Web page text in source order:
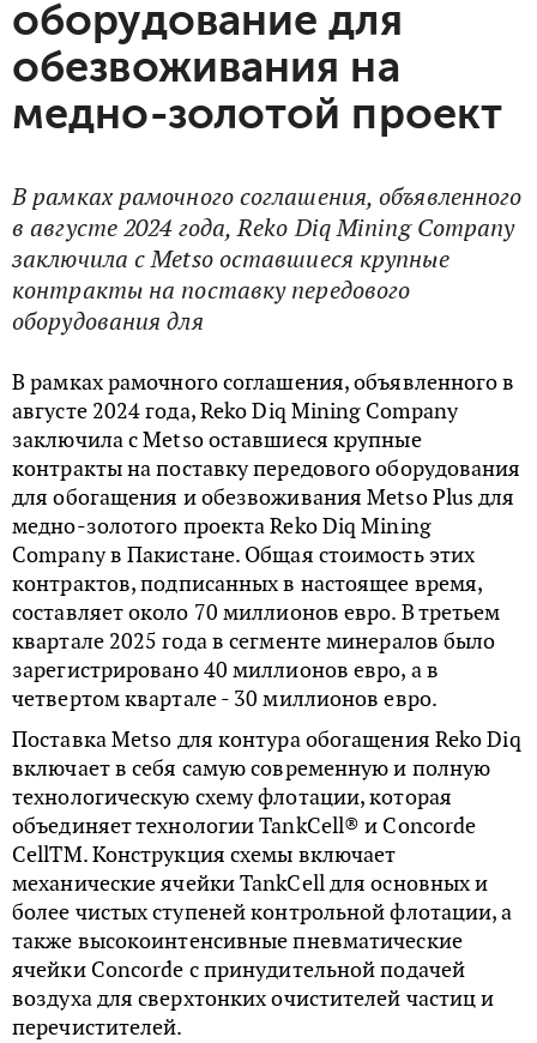
оборудование для
обезвоживания на
медно-золотой проект
В рамках рамочного соглашения, объявленного
в августе 2024 года, Reko Diq Mining Company
заключила с Metso оставшиеся крупные
контракты на поставку передового
оборудования для
В рамках рамочного соглашения, объявленного в
августе 2024 года, Reko Diq Mining Company
заключила с Metso оставшиеся крупные
контракты на поставку передового оборудования
для обогащения и обезвоживания Metso Plus для
медно-золотого проекта Reko Diq Mining
Company в Пакистане. Общая стоимость этих
контрактов, подписанных в настоящее время,
составляет около 70 миллионов евро. В третьем
квартале 2025 года в сегменте минералов было
зарегистрировано 40 миллионов евро, а в
четвертом квартале - 30 миллионов евро.
Поставка Metso для контура обогащения Reko Diq
включает в себя самую современную и полную
технологическую схему флотации, которая
объединяет технологии TankCell® и Concorde
CellTM. Конструкция схемы включает
механические ячейки TankCell для основных и
более чистых ступеней контрольной флотации, а
также высокоинтенсивные пневматические
ячейки Concorde с принудительной подачей
воздуха для сверхтонких очистителей частиц и
перечистителей.